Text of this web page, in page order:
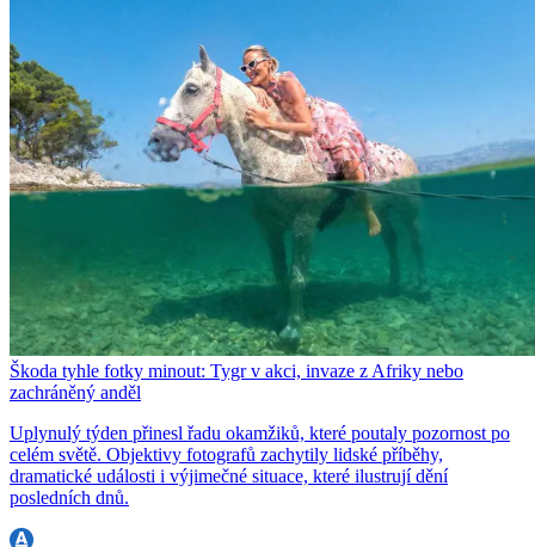
Škoda tyhle fotky minout: Tygr v akci, invaze z Afriky nebo
zachráněný anděl
Uplynulý týden přinesl řadu okamžiků, které poutaly pozornost po
celém světě. Objektivy fotografů zachytily lidské příběhy,
dramatické události i výjimečné situace, které ilustrují dění
posledních dnů.